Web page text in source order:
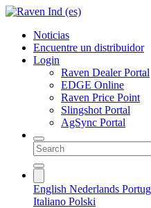
Noticias
Encuentre un distribuidor
Login
Raven Dealer Portal
EDGE Online
Raven Price Point
Slingshot Portal
AgSync Portal
English Nederlands
Italiano Polski